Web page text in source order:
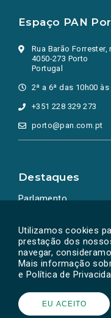
Utilizamos cookies
prestação dos
navegar,
Mais informação
e Política de
EU ACEITO
Espaço PAN
Rua Barão Forrester,
4050-273 Porto
Portugal
2ª a 6ª das 10h00 às
+351 228 329 273
porto@pan.com.pt
Destaques
Parlamento
Powered by ©